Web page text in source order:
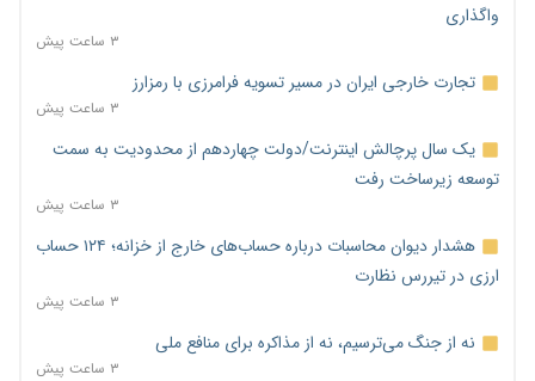
واگذاری
۳ ساعت پیش
تجارت خارجی ایران در مسیر تسویه فرامرزی با رمزارز
۳ ساعت پیش
یک سال پرچالش اینترنت/دولت چهاردهم از محدودیت به سمت
توسعه زیرساخت رفت
۳ ساعت پیش
هشدار دیوان محاسبات درباره حساب‌های خارج از خزانه؛ ۱۲۴ حساب
ارزی در تیررس نظارت
۳ ساعت پیش
نه از جنگ می‌ترسیم، نه از مذاکره برای منافع ملی
۳ ساعت پیش